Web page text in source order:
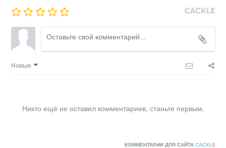
Новые
Никто ещё не оставил комментариев, станьте первым.
КОММЕНТАРИИ ДЛЯ САЙТА CACKL E